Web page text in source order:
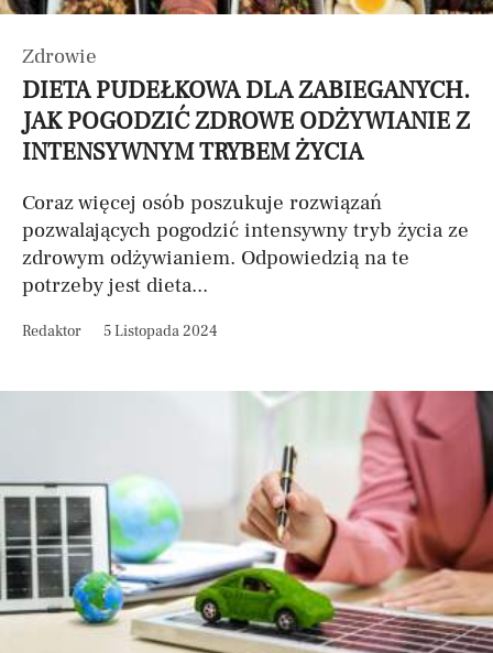
Zdrowie
DIETA PUDEŁKOWA DLA ZABIEGANYCH.
JAK POGODZIĆ ZDROWE ODŻYWIANIE Z
INTENSYWNYM TRYBEM ŻYCIA
Coraz więcej osób poszukuje rozwiązań
pozwalających pogodzić intensywny tryb życia ze
zdrowym odżywianiem. Odpowiedzią na te
potrzeby jest dieta...
Redaktor 5 Listopada 2024